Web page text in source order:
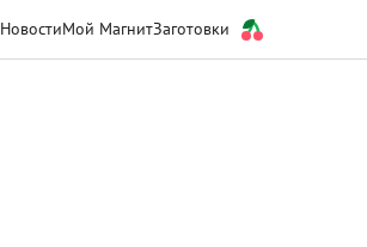
НовостиМой МагнитЗаготовки